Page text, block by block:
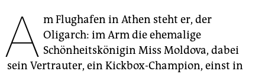
epaper login
A m Flughafen in Athen steht er, der
Oligarch: im Arm die ehemalige
Schönheitskönigin Miss Moldova, dabei
sein Vertrauter, ein Kickbox-Champion, einst in